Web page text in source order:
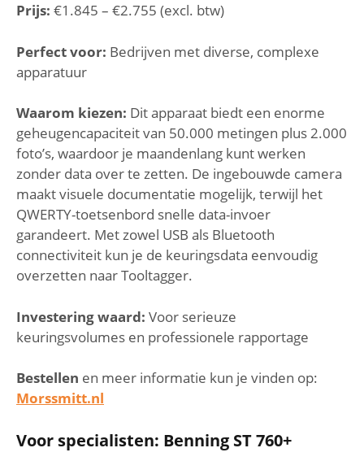
Prijs: €1.845 – €2.755 (excl. btw)
Perfect voor: Bedrijven met diverse, complexe
apparatuur
Waarom kiezen: Dit apparaat biedt een enorme
geheugencapaciteit van 50.000 metingen plus 2.000
foto’s, waardoor je maandenlang kunt werken
zonder data over te zetten. De ingebouwde camera
maakt visuele documentatie mogelijk, terwijl het
QWERTY-toetsenbord snelle data-invoer
garandeert. Met zowel USB als Bluetooth
connectiviteit kun je de keuringsdata eenvoudig
overzetten naar Tooltagger.
Investering waard: Voor serieuze
keuringsvolumes en professionele rapportage
Bestellen en meer informatie kun je vinden op:
Morssmitt.nl
Voor specialisten: Benning ST 760+